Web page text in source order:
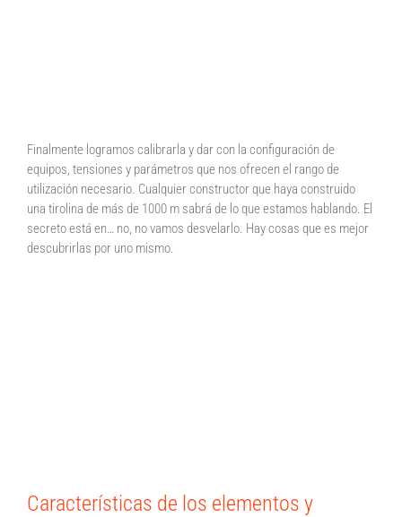
Finalmente logramos calibrarla y dar con la configuración de
equipos, tensiones y parámetros que nos ofrecen el rango de
utilización necesario. Cualquier constructor que haya construido
una tirolina de más de 1000 m sabrá de lo que estamos hablando. El
secreto está en… no, no vamos desvelarlo. Hay cosas que es mejor
descubrirlas por uno mismo.
Características de los elementos y